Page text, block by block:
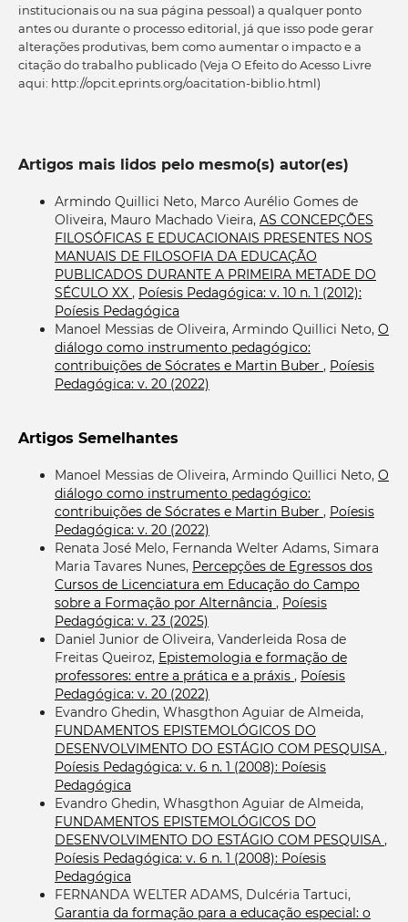
institucionais ou na sua página pessoal) a qualquer ponto
antes ou durante o processo editorial, já que isso pode gerar
alterações produtivas, bem como aumentar o impacto e a
citação do trabalho publicado (Veja O Efeito do Acesso Livre
aqui: http://opcit.eprints.org/oacitation-biblio.html)
Artigos mais lidos pelo mesmo(s) autor(es)
Armindo Quillici Neto, Marco Aurélio Gomes de
Oliveira, Mauro Machado Vieira, AS CONCEPÇÕES
FILOSÓFICAS E EDUCACIONAIS PRESENTES NOS
MANUAIS DE FILOSOFIA DA EDUCAÇÃO
PUBLICADOS DURANTE A PRIMEIRA METADE DO
SÉCULO XX , Poíesis Pedagógica: v. 10 n. 1 (2012):
Poíesis Pedagógica
Manoel Messias de Oliveira, Armindo Quillici Neto, O
diálogo como instrumento pedagógico:
contribuições de Sócrates e Martin Buber , Poíesis
Pedagógica: v. 20 (2022)
Artigos Semelhantes
Manoel Messias de Oliveira, Armindo Quillici Neto, O
diálogo como instrumento pedagógico:
contribuições de Sócrates e Martin Buber , Poíesis
Pedagógica: v. 20 (2022)
Renata José Melo, Fernanda Welter Adams, Simara
Maria Tavares Nunes, Percepções de Egressos dos
Cursos de Licenciatura em Educação do Campo
sobre a Formação por Alternância , Poíesis
Pedagógica: v. 23 (2025)
Daniel Junior de Oliveira, Vanderleida Rosa de
Freitas Queiroz, Epistemologia e formação de
professores: entre a prática e a práxis , Poíesis
Pedagógica: v. 20 (2022)
Evandro Ghedin, Whasgthon Aguiar de Almeida,
FUNDAMENTOS EPISTEMOLÓGICOS DO
DESENVOLVIMENTO DO ESTÁGIO COM PESQUISA ,
Poíesis Pedagógica: v. 6 n. 1 (2008): Poíesis
Pedagógica
Evandro Ghedin, Whasgthon Aguiar de Almeida,
FUNDAMENTOS EPISTEMOLÓGICOS DO
DESENVOLVIMENTO DO ESTÁGIO COM PESQUISA ,
Poíesis Pedagógica: v. 6 n. 1 (2008): Poíesis
Pedagógica
FERNANDA WELTER ADAMS, Dulcéria Tartuci,
Garantia da formação para a educação especial: o